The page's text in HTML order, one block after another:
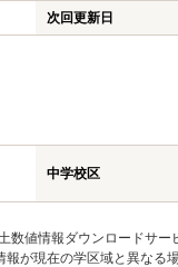
次回更新日
中学校区
数値情報ダウンロードサ
が現在の学区域と異なる